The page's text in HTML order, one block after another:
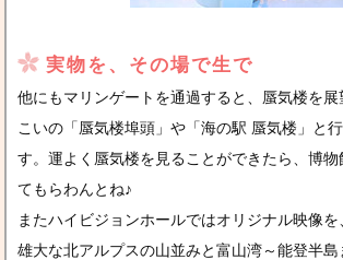
実物を、その場で生で
他にもマリンゲートを通過すると、蜃気楼を
こいの「蜃気楼埠頭」や「海の駅 蜃気楼」と
す。運よく蜃気楼を見ることができたら、博物
てもらわんとね♪
またハイビジョンホールではオリジナル映像
雄大な北アルプスの山並みと富山湾～能登半